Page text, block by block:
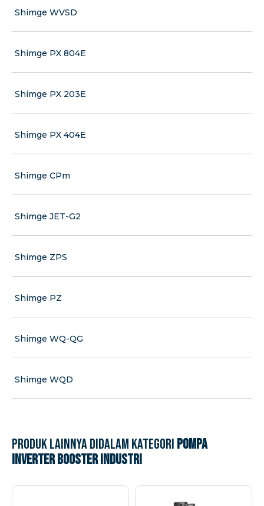
Shimge WVSD
Shimge PX 804E
Shimge PX 203E
Shimge PX 404E
Shimge CPm
Shimge JET-G2
Shimge ZPS
Shimge PZ
Shimge WQ-QG
Shimge WQD
Produk lainnya didalam kategori Pompa
Inverter Booster Industri